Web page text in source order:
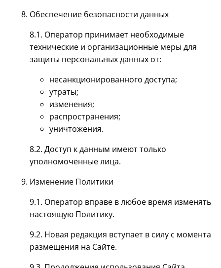
Обеспечение безопасности данных
8.1. Оператор принимает необходимые
технические и организационные меры для
защиты персональных данных от:
несанкционированного доступа;
утраты;
изменения;
распространения;
уничтожения.
8.2. Доступ к данным имеют только
уполномоченные лица.
Изменение Политики
9.1. Оператор вправе в любое время изменять
настоящую Политику.
9.2. Новая редакция вступает в силу с момента
размещения на Сайте.